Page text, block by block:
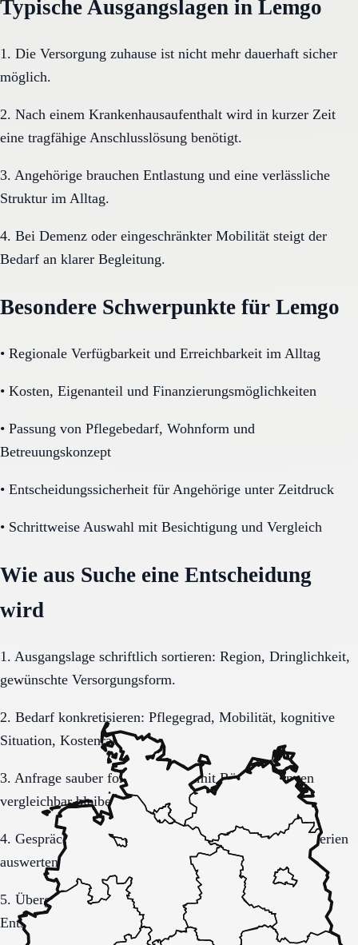
Typische Ausgangslagen in Lemgo
1. Die Versorgung zuhause ist nicht mehr dauerhaft sicher
möglich.
2. Nach einem Krankenhausaufenthalt wird in kurzer Zeit
eine tragfähige Anschlusslösung benötigt.
3. Angehörige brauchen Entlastung und eine verlässliche
Struktur im Alltag.
4. Bei Demenz oder eingeschränkter Mobilität steigt der
Bedarf an klarer Begleitung.
Besondere Schwerpunkte für Lemgo
• Regionale Verfügbarkeit und Erreichbarkeit im Alltag
• Kosten, Eigenanteil und Finanzierungsmöglichkeiten
• Passung von Pflegebedarf, Wohnform und
Betreuungskonzept
• Entscheidungssicherheit für Angehörige unter Zeitdruck
• Schrittweise Auswahl mit Besichtigung und Vergleich
Wie aus Suche eine Entscheidung
wird
1. Ausgangslage schriftlich sortieren: Region, Dringlichkeit,
gewünschte Versorgungsform.
2. Bedarf konkretisieren: Pflegegrad, Mobilität, kognitive
Situation, Kostenrahmen.
3. Anfrage sauber formulieren, damit Rückmeldungen
vergleichbar bleiben.
4. Gespräche und Besichtigungen mit festen Muss-Kriterien
auswerten.
5. Übergang, Kommunikation und Kosten vor der
Entscheidung vollständig klären.